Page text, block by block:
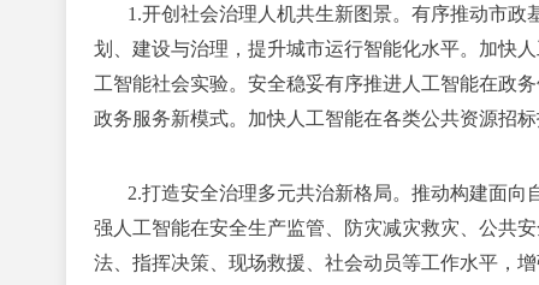
1.开创社会治理人机共生新图景。 有序推动市政
划、建设与治理，提升城市运行智能化水平。加快
工智能社会实验。安全稳妥有序推进人工智能在政
政务服务新模式。加快人工智能在各类公共资源招
2.打造安全治理多元共治新格局。 推动构建面向
强人工智能在安全生产监管、防灾减灾救灾、公共
法、指挥决策、现场救援、社会动员等工作水平，